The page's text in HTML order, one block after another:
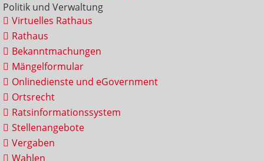
Politik und Verwaltung
Virtuelles Rathaus
Rathaus
Bekanntmachungen
Mängelformular
Onlinedienste und eGovernment
Ortsrecht
Ratsinformationssystem
Stellenangebote
Vergaben
Wahlen